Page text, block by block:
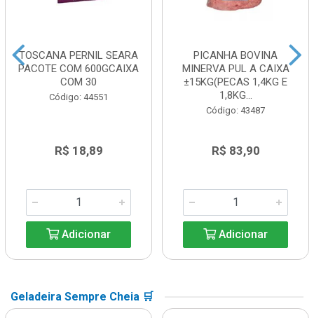
TOSCANA PERNIL SEARA
PACOTE COM 600GCAIXA
COM 30
Código: 44551
R$ 18,89
Adicionar
PICANHA BOVINA
MINERVA PUL A CAIXA
±15KG(PECAS 1,4KG E
1,8KG...
Código: 43487
R$ 83,90
Adicionar
Geladeira Sempre Cheia 🛒